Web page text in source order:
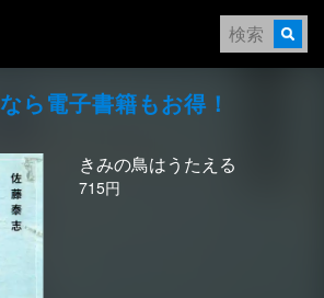
なら電⼦書籍もお得！
きみの鳥はうたえる
715円